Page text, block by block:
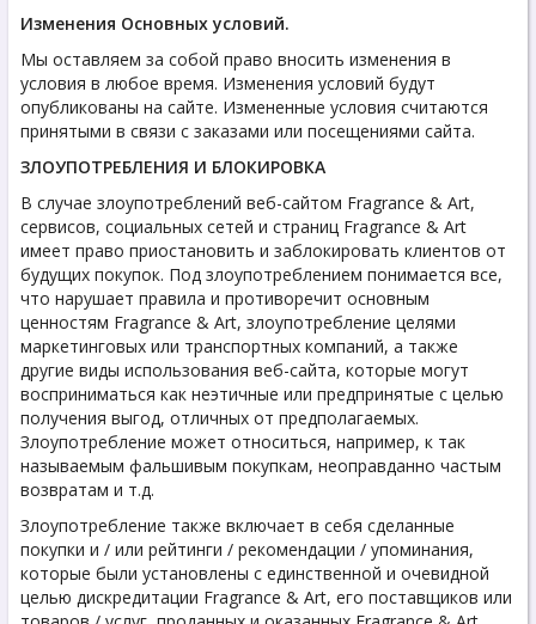
Изменения Основных условий.
Мы оставляем за собой право вносить изменения в
условия в любое время. Изменения условий будут
опубликованы на сайте. Измененные условия считаются
принятыми в связи с заказами или посещениями сайта.
ЗЛОУПОТРЕБЛЕНИЯ И БЛОКИРОВКА
В случае злоупотреблений веб-сайтом Fragrance & Art,
сервисов, социальных сетей и страниц Fragrance & Art
имеет право приостановить и заблокировать клиентов от
будущих покупок. Под злоупотреблением понимается все,
что нарушает правила и противоречит основным
ценностям Fragrance & Art, злоупотребление целями
маркетинговых или транспортных кoмпаний, а также
другие виды использования веб-сайта, которые могут
восприниматься как неэтичные или предпринятые с целью
получения выгод, отличных от предполагаемых.
Злоупотребление может относиться, например, к так
называемым фальшивым покупкам, неоправданно частым
возвратам и т.д.
Злоупотребление также включает в себя сделанные
покупки и / или рейтинги / рекомендации / упоминания,
которые были установлены с единственной и очевидной
целью дискредитации Fragrance & Art, его поставщиков или